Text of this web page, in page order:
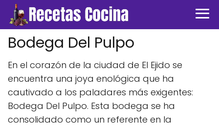
Bodega Del Pulpo
En el corazón de la ciudad de El Ejido se
encuentra una joya enológica que ha
cautivado a los paladares más exigentes:
Bodega Del Pulpo. Esta bodega se ha
consolidado como un referente en la